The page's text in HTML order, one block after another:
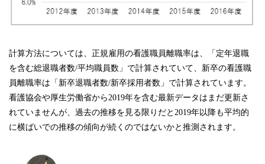
計算方法については、正規雇用の看護職員離職率は、「定年退職
を含む総退職者数/平均職員数」で計算されていて、新卒の看護職
員離職率は「新卒退職者数/新卒採用者数」で計算されています。
看護協会や厚生労働省から2019年を含む最新データはまだ更新さ
れていませんが、過去の推移を見る限りだと2019年以降も平均的
に横ばいでの推移の傾向が続くのではないかと推測されます。